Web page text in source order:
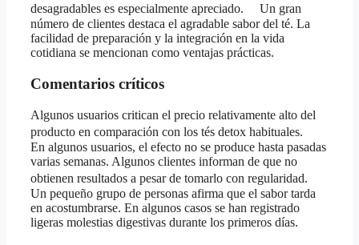
desagradables es especialmente apreciado. Un gran
número de clientes destaca el agradable sabor del té. La
facilidad de preparación y la integración en la vida
cotidiana se mencionan como ventajas prácticas.
Comentarios críticos
Algunos usuarios critican el precio relativamente alto del
producto en comparación con los tés detox habituales.
En algunos usuarios, el efecto no se produce hasta pasadas
varias semanas. Algunos clientes informan de que no
obtienen resultados a pesar de tomarlo con regularidad.
Un pequeño grupo de personas afirma que el sabor tarda
en acostumbrarse. En algunos casos se han registrado
ligeras molestias digestivas durante los primeros días.